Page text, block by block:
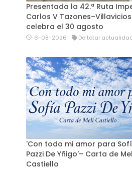
Presentada la 42.ª Ruta
Carlos V
celebra el 30 agosto
6-08-2026 De total
'Con todo mi amor para
Pazzi De Yñigo'– Carta de
Castiello